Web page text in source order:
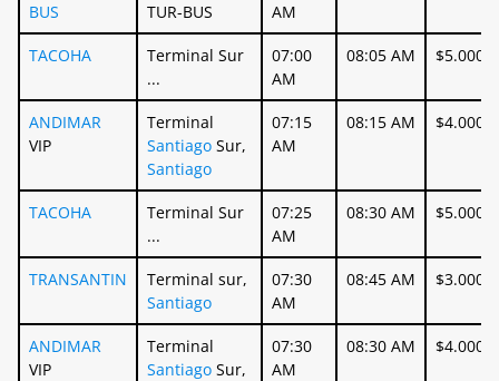
BUS
TUR-BUS
AM
TACOHA
Terminal Sur
...
07:00
AM
08:05 AM $5.000
ANDIMAR
VIP
Terminal
Santiago Sur,
Santiago
07:15
AM
08:15 AM $4.000
TACOHA
Terminal Sur
...
07:25
AM
08:30 AM $5.000
TRANSANTIN
Terminal sur,
Santiago
07:30
AM
08:45 AM $3.000
ANDIMAR
VIP
Terminal
Santiago Sur,
07:30
AM
08:30 AM $4.000